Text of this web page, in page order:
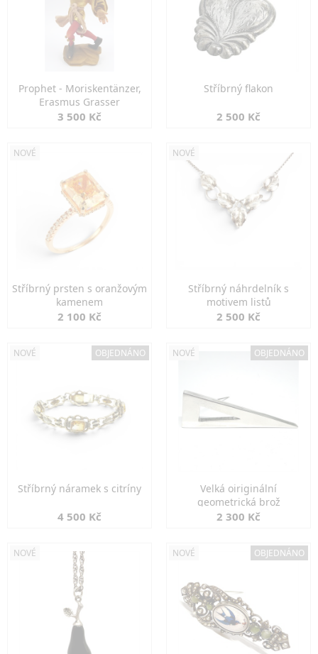
Prophet - Moriskentänzer,
Erasmus Grasser
3 500 Kč
Stříbrný flakon
2 500 Kč
NOVÉ
Stříbrný prsten s oranžovým
kamenem
2 100 Kč
NOVÉ
Stříbrný náhrdelník s
motivem listů
2 500 Kč
NOVÉ OBJEDNÁNO
Stříbrný náramek s citríny
4 500 Kč
NOVÉ OBJEDNÁNO
Velká oiriginální
geometrická brož
2 300 Kč
NOVÉ NOVÉ OBJEDNÁNO